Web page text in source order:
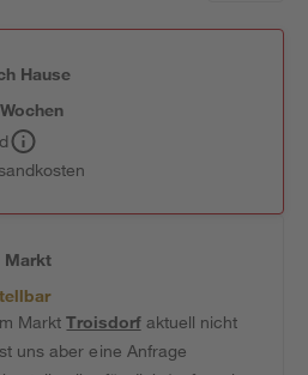
Hause
Markt
MarktTroisdorfaktuell nicht
uns aber eine Anfrage